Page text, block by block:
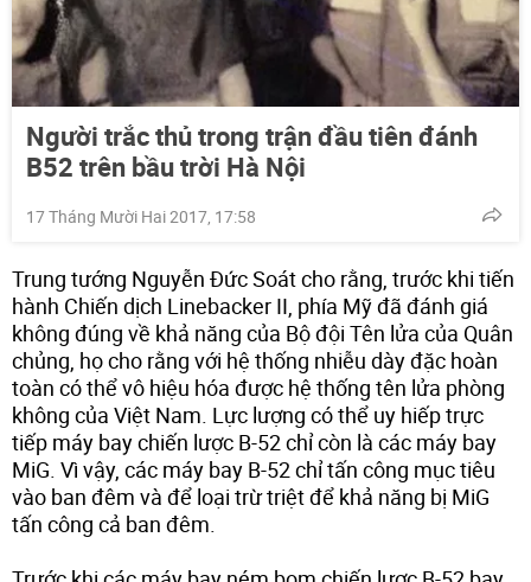
Người trắc thủ trong trận đầu tiên đánh
B52 trên bầu trời Hà Nội
17 Tháng Mười Hai 2017, 17:58
Trung tướng Nguyễn Đức Soát cho rằng, trước khi tiến
hành Chiến dịch Linebacker II, phía Mỹ đã đánh giá
không đúng về khả năng của Bộ đội Tên lửa của Quân
chủng, họ cho rằng với hệ thống nhiễu dày đặc hoàn
toàn có thể vô hiệu hóa được hệ thống tên lửa phòng
không của Việt Nam. Lực lượng có thể uy hiếp trực
tiếp máy bay chiến lược B-52 chỉ còn là các máy bay
MiG. Vì vậy, các máy bay B-52 chỉ tấn công mục tiêu
vào ban đêm và để loại trừ triệt để khả năng bị MiG
tấn công cả ban đêm.